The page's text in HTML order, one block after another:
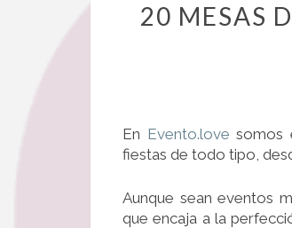
20 MESAS
En Evento.love somos
fiestas de todo tipo,
Aunque sean eventos
que encaja a la